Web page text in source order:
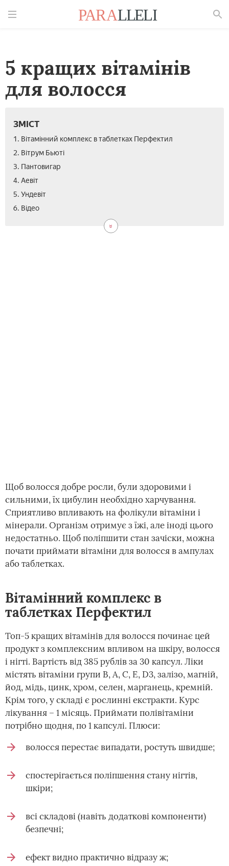
5 кращих вітамінів
для волосся
ЗМІСТ
1. Вітамінний комплекс в таблетках Перфектил
2. Вітрум Бьюті
3. Пантовигар
4. Аевіт
5. Ундевіт
6. Відео
Щоб волосся добре росли, були здоровими і
сильними, їх цибулин необхідно харчування.
Сприятливо впливають на фолікули вітаміни і
мінерали. Організм отримує з їжі, але іноді цього
недостатньо. Щоб поліпшити стан зачіски, можна
почати приймати вітаміни для волосся в ампулах
або таблетках.
Вітамінний комплекс в
таблетках Перфектил
Топ-5 кращих вітамінів для волосся починає цей
продукт з комплексним впливом на шкіру, волосся
і нігті. Вартість від 385 рублів за 30 капсул. Ліки
містять вітаміни групи В, A, C, E, D3, залізо, магній,
йод, мідь, цинк, хром, селен, марганець, кремній.
Крім того, у складі є рослинні екстракти. Курс
лікування – 1 місяць. Приймати полівітаміни
потрібно щодня, по 1 капсулі. Плюси:
волосся перестає випадати, ростуть швидше;
спостерігається поліпшення стану нігтів,
шкіри;
всі складові (навіть додаткові компоненти)
безпечні;
ефект видно практично відразу ж;